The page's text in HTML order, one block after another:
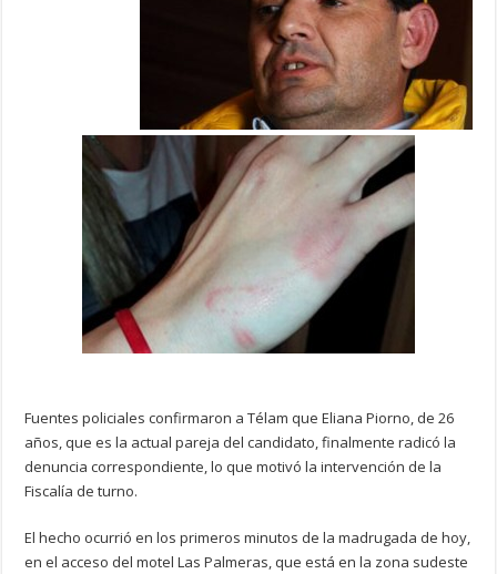
Fuentes policiales confirmaron a Télam que Eliana Piorno, de 26
años, que es la actual pareja del candidato, finalmente radicó la
denuncia correspondiente, lo que motivó la intervención de la
Fiscalía de turno.
El hecho ocurrió en los primeros minutos de la madrugada de hoy,
en el acceso del motel Las Palmeras, que está en la zona sudeste